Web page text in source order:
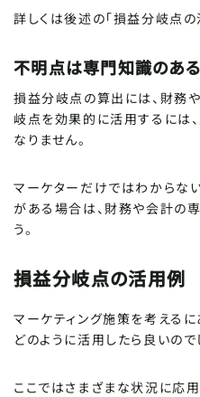
詳しくは後述の「損益分岐点の
不明点は専門知識のあ
損益分岐点の算出には、財務
岐点を効果的に活用するには
なりません。
マーケターだけではわからな
がある場合は、財務や会計の
う。
損益分岐点の活用例
マーケティング施策を考える
どのように活用したら良いので
ここではさまざまな状況に応
SHARE
この記事
Tips
た画像を簡単
が回ってきたに